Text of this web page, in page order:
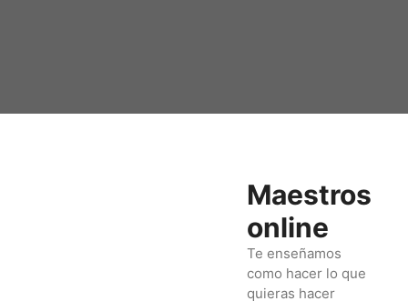
Maestros
online
Te enseñamos
como hacer lo que
quieras hacer